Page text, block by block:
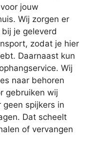
jouw
Wij zorgen er
je geleverd
zodat je hier
Daarnaast kun
Wij
naar behoren
gebruiken wij
spijkers in
Dat scheelt
of vervangen